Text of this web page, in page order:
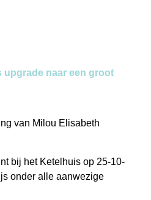
upgrade naar een groot
van Milou Elisabeth
bij het Ketelhuis op 25-10-
onder alle aanwezige